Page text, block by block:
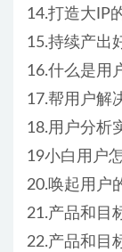
14.打造大IP
15.持续产出
16.什么是用
17.帮用户解
18.用户分析
19小白用户
20.唤起用户
21.产品和目
22.产品和目